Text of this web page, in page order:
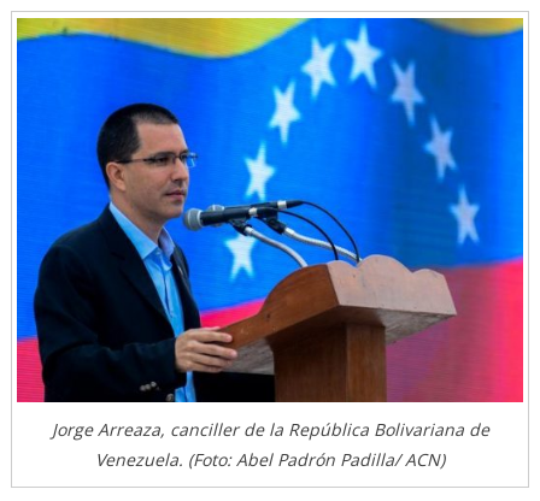
Jorge Arreaza, canciller de la República Bolivariana de
Venezuela. (Foto: Abel Padrón Padilla/ ACN)